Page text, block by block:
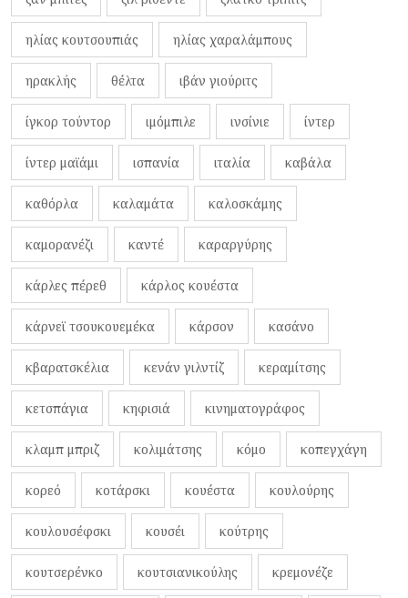
ηλίας κουτσουπιάς ηλίας χαραλάμπους
ηρακλής θέλτα ιβάν γιούριτς
ίγκορ τούντορ ιμόμπιλε ινσίνιε ίντερ
ίντερ μαϊάμι ισπανία ιταλία καβάλα
καθόρλα καλαμάτα καλοσκάμης
καμορανέζι καντέ καραργύρης
κάρλες πέρεθ κάρλος κουέστα
κάρνεϊ τσουκουεμέκα κάρσον κασάνο
κβαρατσκέλια κενάν γιλντίζ κεραμίτσης
κετσπάγια κηφισιά κινηματογράφος
κλαμπ μπριζ κολιμάτσης κόμο κοπεγχάγη
κορεό κοτάρσκι κουέστα κουλούρης
κουλουσέφσκι κουσέι κούτρης
κουτσερένκο κουτσιανικούλης κρεμονέζε